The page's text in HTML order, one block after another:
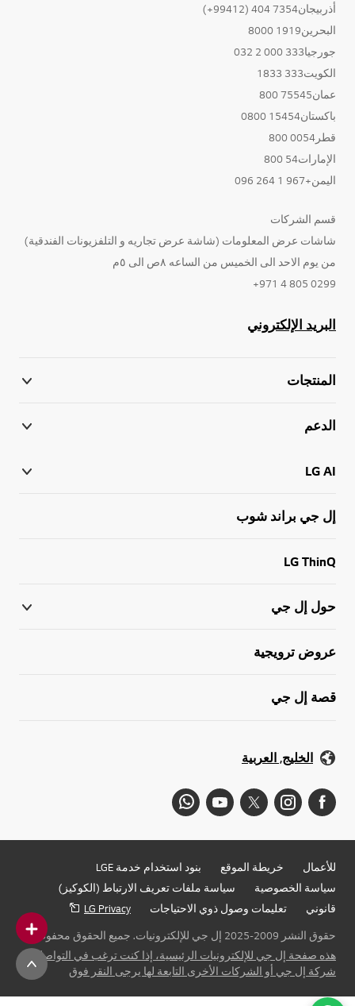
أذربيجان7354 404 (99412+)
البحرين1919 8000
جورجيا333 000 2 032
الكويت333 1833
عمان75545 800
باكستان15454 0800
قطر0054 800
الإمارات54 800
اليمن+967 1 264 096
قسم الشركات
شاشات عرض المعلومات (شاشة عرض تجاريه و التلفزيونات الفندقية)
من يوم الاحد الى الخميس من الساعه ٨ص الى ٥م
0299 805 4 971+
البريد الإلكتروني
المنتجات
الدعم
LG AI
إل جي براند شوب
LG ThinQ
حول إل جي
عروض ترويجية
قصة إل جي
الخليج, العربية
للأعمال خريطة الموقع
بنود استخدام خدمة LGE
سياسة الخصوصية
سياسة ملفات تعريف الارتباط (الكوكيز)
قانوني
تعليمات وصول ذوي الاحتياجات
LG Privacy
حقوق النشر 2009-2025 إل جي للإلكترونيات. جميع الحقوق محفوظة
هذه صفحة إل جي للإلكترونيات الرئيسية، إذا كنت ترغب في التواصل مع
شركة إل جي أو الشركات الأخرى التابعة لها يرجى النقر فوق